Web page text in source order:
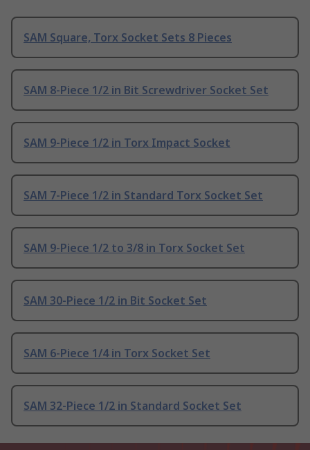
SAM Square, Torx Socket Sets 8 Pieces
SAM 8-Piece 1/2 in Bit Screwdriver Socket Set
SAM 9-Piece 1/2 in Torx Impact Socket
SAM 7-Piece 1/2 in Standard Torx Socket Set
SAM 9-Piece 1/2 to 3/8 in Torx Socket Set
SAM 30-Piece 1/2 in Bit Socket Set
SAM 6-Piece 1/4 in Torx Socket Set
SAM 32-Piece 1/2 in Standard Socket Set